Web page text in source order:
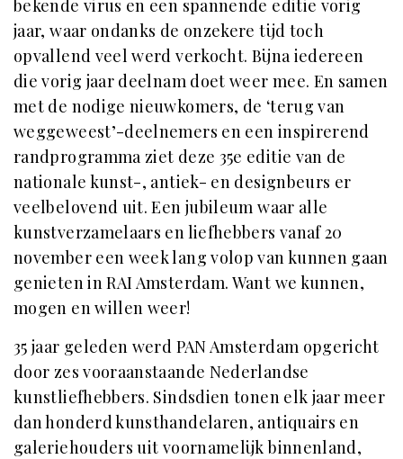
bekende virus en een spannende editie vorig
jaar, waar ondanks de onzekere tijd toch
opvallend veel werd verkocht. Bijna iedereen
die vorig jaar deelnam doet weer mee. En samen
met de nodige nieuwkomers, de ‘terug van
weggeweest’-deelnemers en een inspirerend
randprogramma ziet deze 35e editie van de
nationale kunst-, antiek- en designbeurs er
veelbelovend uit. Een jubileum waar alle
kunstverzamelaars en liefhebbers vanaf 20
november een week lang volop van kunnen gaan
genieten in RAI Amsterdam. Want we kunnen,
mogen en willen weer!
35 jaar geleden werd PAN Amsterdam opgericht
door zesvooraanstaande Nederlandse
kunstliefhebbers. Sindsdien tonen elk jaar meer
dan honderd kunsthandelaren, antiquairs en
galeriehouders uit voornamelijk binnenland,